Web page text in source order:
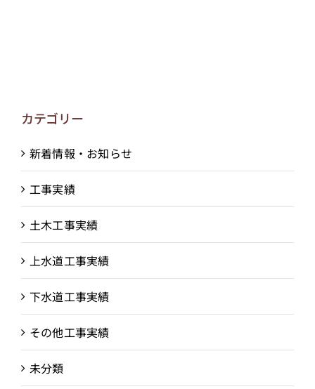
カテゴリー
新着情報・お知らせ
工事実績
土木工事実績
上水道工事実績
下水道工事実績
その他工事実績
未分類